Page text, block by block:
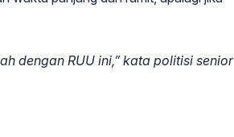
dengan RUU ini,” kata politisi senior